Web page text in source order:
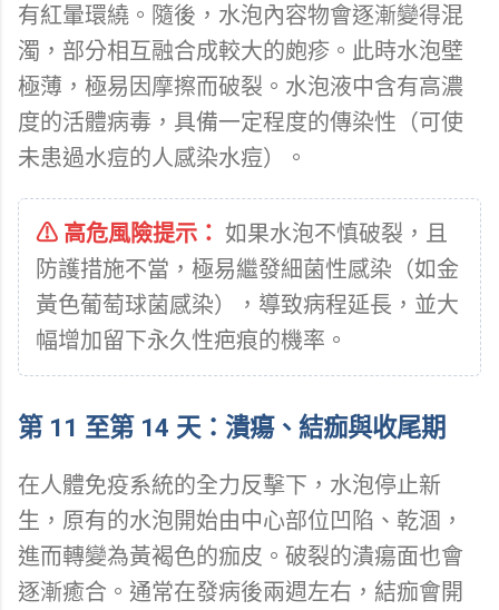
有紅暈環繞。隨後，水泡內容物會逐漸變得混
濁，部分相互融合成較大的皰疹。此時水泡壁
極薄，極易因摩擦而破裂。水泡液中含有高濃
度的活體病毒，具備一定程度的傳染性（可使
未患過水痘的人感染水痘）。
⚠ 高危風險提示： 如果水泡不慎破裂，且
防護措施不當，極易繼發細菌性感染（如金
黃色葡萄球菌感染），導致病程延長，並大
幅增加留下永久性疤痕的機率。
第 11 至第 14 天：潰瘍、結痂與收尾期
在人體免疫系統的全力反擊下，水泡停止新
生，原有的水泡開始由中心部位凹陷、乾涸，
進而轉變為黃褐色的痂皮。破裂的潰瘍面也會
逐漸癒合。通常在發病後兩週左右，結痂會開